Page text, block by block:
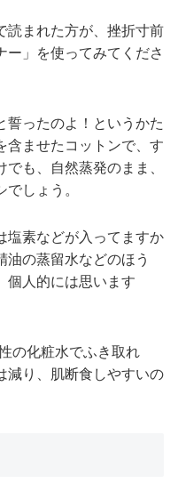
読まれた方が、挫折寸前
ー」を使ってみてくださ
誓ったのよ！というかた
含ませたコットンで、す
も、自然蒸発のまま、
しょう。
塩素などが入ってますか
油の蒸留水などのほう
個人的には思います
の化粧水でふき取れ
減り、肌断食しやすいの